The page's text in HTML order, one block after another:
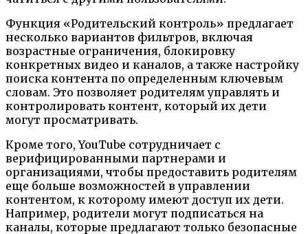
Функция «Родительский контроль» предлагает
несколько вариантов фильтров, включая
возрастные ограничения, блокировку
конкретных видео и каналов, а также настройку
поиска контента по определенным ключевым
словам. Это позволяет родителям управлять и
контролировать контент, который их дети
могут просматривать.
Кроме того, YouTube сотрудничает с
верифицированными партнерами и
организациями, чтобы предоставить родителям
еще больше возможностей в управлении
контентом, к которому имеют доступ их дети.
Например, родители могут подписаться на
каналы, которые предлагают только безопасные